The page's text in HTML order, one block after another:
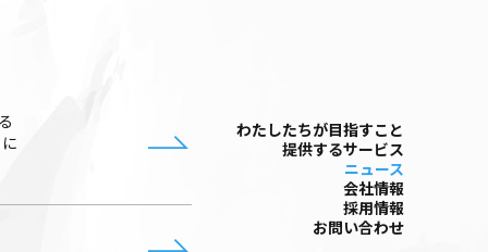
わたしたちが⽬指すこと
提供するサービス
ニュース
会社情報
採⽤情報
お問い合わせ